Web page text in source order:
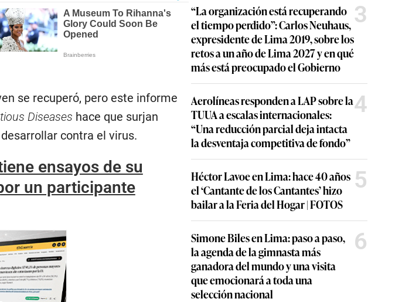
se recuperó, pero este informe
Diseases hace que surjan
contra el virus.
ensayos de su
un participante
“La organización está recuperando
el tiempo perdido”: Carlos Neuhaus,
expresidente de Lima 2019, sobre los
retos a un año de Lima 2027 y en qué
más está preocupado el Gobierno
3
Aerolíneas responden a LAP sobre la
TUUA a escalas internacionales:
“Una reducción parcial deja intacta
la desventaja competitiva de fondo”
4
Héctor Lavoe en Lima: hace 40 años
el ‘Cantante de los Cantantes’ hizo
bailar a la Feria del Hogar | FOTOS
5
Simone Biles en Lima: paso a paso,
la agenda de la gimnasta más
ganadora del mundo y una visita
que emocionará a toda una
selección nacional
6